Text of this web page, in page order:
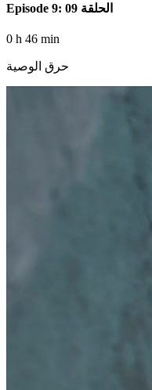
Episode 9: الحلقة 09
0 h 46 min
حرق الوصية